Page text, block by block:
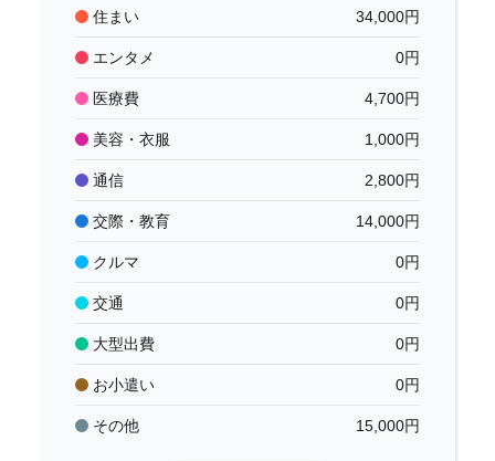
住まい 34,000円
エンタメ 0円
医療費 4,700円
美容・衣服 1,000円
通信 2,800円
交際・教育 14,000円
クルマ 0円
交通 0円
大型出費 0円
お小遣い 0円
その他 15,000円